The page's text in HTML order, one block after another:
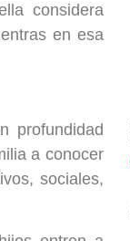
considera
en esa
profundidad
a conocer
sociales,